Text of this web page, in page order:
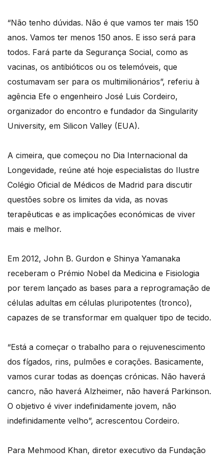
“Não tenho dúvidas. Não é que vamos ter mais 150
anos. Vamos ter menos 150 anos. E isso será para
todos. Fará parte da Segurança Social, como as
vacinas, os antibióticos ou os telemóveis, que
costumavam ser para os multimilionários”, referiu à
agência Efe o engenheiro José Luis Cordeiro,
organizador do encontro e fundador da Singularity
University, em Silicon Valley (EUA).
A cimeira, que começou no Dia Internacional da
Longevidade, reúne até hoje especialistas do Ilustre
Colégio Oficial de Médicos de Madrid para discutir
questões sobre os limites da vida, as novas
terapêuticas e as implicações económicas de viver
mais e melhor.
Em 2012, John B. Gurdon e Shinya Yamanaka
receberam o Prémio Nobel da Medicina e Fisiologia
por terem lançado as bases para a reprogramação de
células adultas em células pluripotentes (tronco),
capazes de se transformar em qualquer tipo de tecido.
“Está a começar o trabalho para o rejuvenescimento
dos fígados, rins, pulmões e corações. Basicamente,
vamos curar todas as doenças crónicas. Não haverá
cancro, não haverá Alzheimer, não haverá Parkinson.
O objetivo é viver indefinidamente jovem, não
indefinidamente velho”, acrescentou Cordeiro.
Para Mehmood Khan, diretor executivo da Fundação